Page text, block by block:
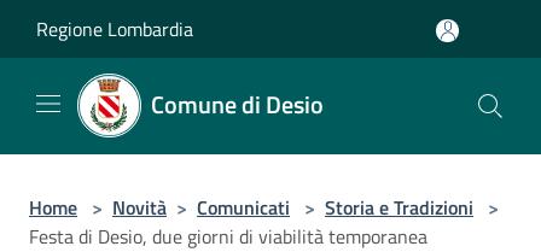
Regione Lombardia
Comune di Desio
Home > Novità > Comunicati > Storia e Tradizioni >
Festa di Desio, due giorni di viabilità temporanea